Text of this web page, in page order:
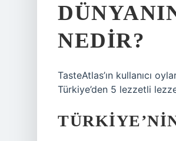
NEDIR?
TasteAtlas’ın kullanıcı
Türkiye’den 5 lezzetli